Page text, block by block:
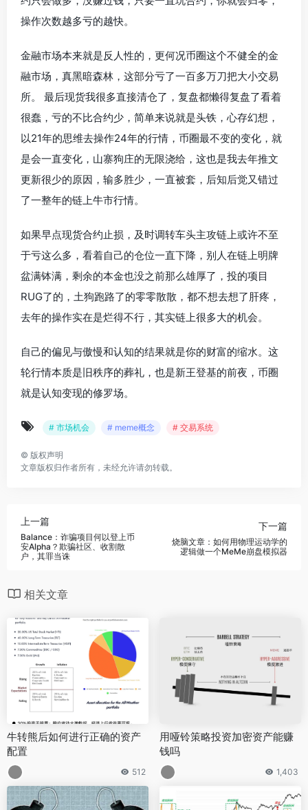
操作次数越多亏的越快。
金融市场本来就是反人性的，更何况币圈这个不健全的金
融市场，真黑暗森林，这部分亏了一百多万刀把大小交易
所。 最后现货我很多直接清仓了，复盘都懒得复盘了看着
很蠢，亏的不比合约少，简单来说就是头铁，心存幻想，
以21年的思维去操作24年的行情，币圈最不变的变化，就
是会一直变化，山寨狗庄的无限浇给，这也是我去年推文
更新很少的原因，输多胜少，一直被套，后知后觉又错过
了一整年的链上牛市行情。
如果早点现货合约止损，及时调转车头主攻链上或许不至
于亏这么多，看着自己的仓位一直下降，别人在链上明牌
盆满钵满，剩余的本金也没之前那么雄厚了，投的项目
RUG了的，土狗跑路了的零零散散，都不想去想了肝疼，
去年的操作实在是烂得不行，其实链上很多大的机会。
自己的偏见与傲慢和认知的结果就是你的财富的缩水。这
轮行情本质是旧秩序的葬礼，也是新王登基的前夜，币圈
就是认知变现的修罗场。
# 市场机会 # meme概念 # 交易系统
© 版权声明
文章版权归作者所有，未经允许请勿转载。
上一篇
Balance：诈骗项目何以登上币
安Alpha？欺骗社区、收割散
户，其罪当诛
下一篇
烧脑文章：如何用物理运动学的
逻辑做一个MeMe崩盘模拟器
相关文章
牛转熊后如何进行正确的资产
配置
512
用哑铃策略投资加密资产能赚
钱吗
1,403